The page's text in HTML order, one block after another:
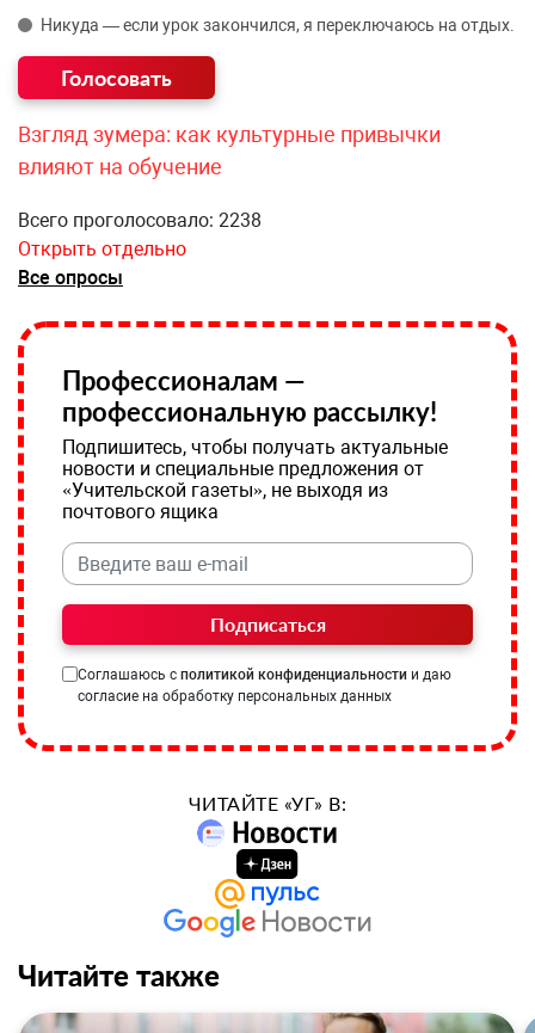
Никуда — если урок закончился, я переключаюсь на отдых.
Взгляд зумера: как культурные привычки
влияют на обучение
Всего проголосовало: 2238
Открыть отдельно
Все опросы
Профессионалам —
профессиональную рассылку!
Подпишитесь, чтобы получать актуальные
новости и специальные предложения от
«Учительской газеты», не выходя из
почтового ящика
Подписаться
Соглашаюсь с политикой конфиденциальности и даю
согласие на обработку персональных данных
ЧИТАЙТЕ «УГ» В:
Читайте также